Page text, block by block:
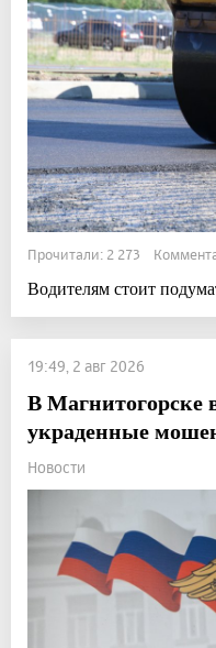
Прочитали: 2 273
Водителям стоит
19:49, 2 авг 2026
В Магнитогорске
украденные
Новости